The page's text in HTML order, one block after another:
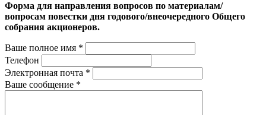
Форма для направления вопросов по материалам/
вопросам повестки дня годового/внеочередного Общего
собрания акционеров.
Ваше полное имя *
Телефон
Электронная почта *
Ваше сообщение *